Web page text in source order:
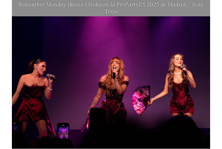
Remember Monday (Reino Unido) en la PrePartyES 2025 de Madrid / Iván
Trejo